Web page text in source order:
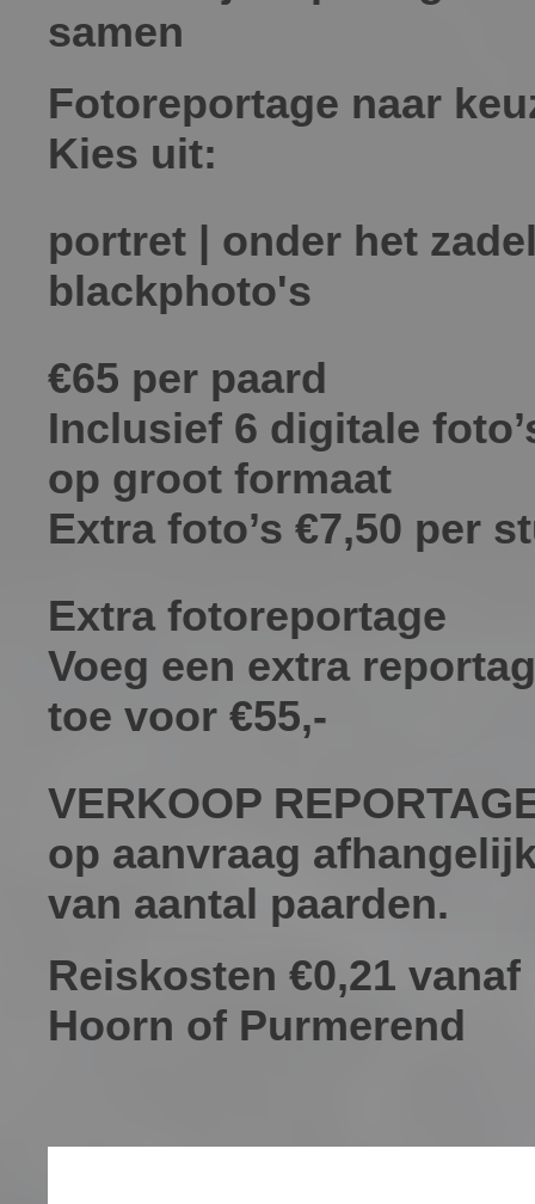
samen
Fotoreportage naar
Kies uit:
portret | onder het
blackphoto's
€65 per paard
Inclusief 6 digitale
op groot formaat
Extra foto’s €7,50 per
Extra fotoreportage
Voeg een extra
toe voor €55,-
VERKOOP
op aanvraag
van aantal paarden.
Reiskosten €0,21 vanaf
Hoorn of Purmerend